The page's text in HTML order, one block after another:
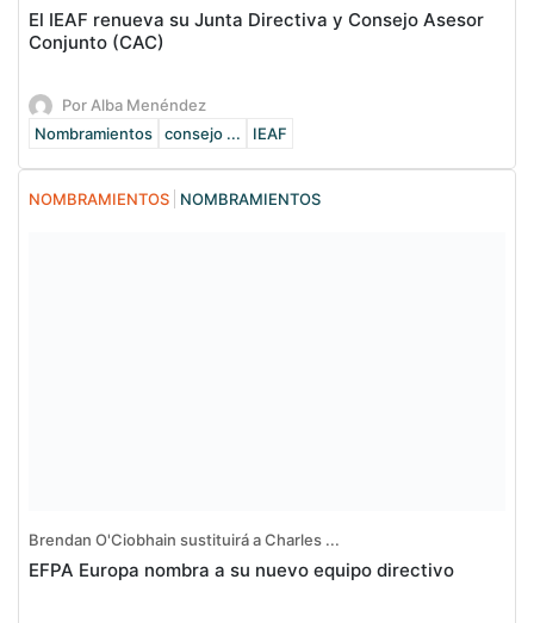
El IEAF renueva su Junta Directiva y Consejo Asesor
Conjunto (CAC)
Por Alba Menéndez
Nombramientos
consejo ... IEAF
NOMBRAMIENTOS NOMBRAMIENTOS
Brendan O'Ciobhain sustituirá a Charles ...
EFPA Europa nombra a su nuevo equipo directivo